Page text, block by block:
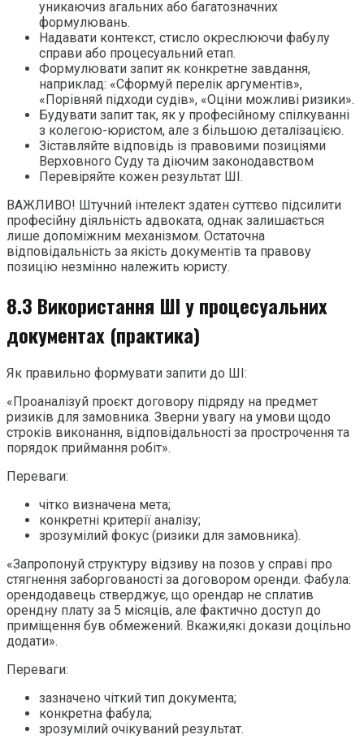
уникаючиз агальних або багатозначних
формулювань.
Надавати контекст, стисло окреслюючи фабулу
справи або процесуальний етап.
Формулювати запит як конкретне завдання,
наприклад: «Сформуй перелік аргументів»,
«Порівняй підходи судів», «Оціни можливі ризики».
Будувати запит так, як у професійному спілкуванні
з колегою-юристом, але з більшою деталізацією.
Зіставляйте відповідь із правовими позиціями
Верховного Суду та діючим законодавством
Перевіряйте кожен результат ШІ.
ВАЖЛИВО! Штучний інтелект здатен суттєво підсилити
професійну діяльність адвоката, однак залишається
лише допоміжним механізмом. Остаточна
відповідальність за якість документів та правову
позицію незмінно належить юристу.
8.3 Використання ШІ у процесуальних
документах (практика)
Як правильно формувати запити до ШІ:
«Проаналізуй проєкт договору підряду на предмет
ризиків для замовника. Зверни увагу на умови щодо
строків виконання, відповідальності за прострочення та
порядок приймання робіт».
Переваги:
чітко визначена мета;
конкретні критерії аналізу;
зрозумілий фокус (ризики для замовника).
«Запропонуй структуру відзиву на позов у справі про
стягнення заборгованості за договором оренди. Фабула:
орендодавець стверджує, що орендар не сплатив
орендну плату за 5 місяців, але фактично доступ до
приміщення був обмежений. Вкажи,які докази доцільно
додати».
Переваги:
зазначено чіткий тип документа;
конкретна фабула;
зрозумілий очікуваний результат.